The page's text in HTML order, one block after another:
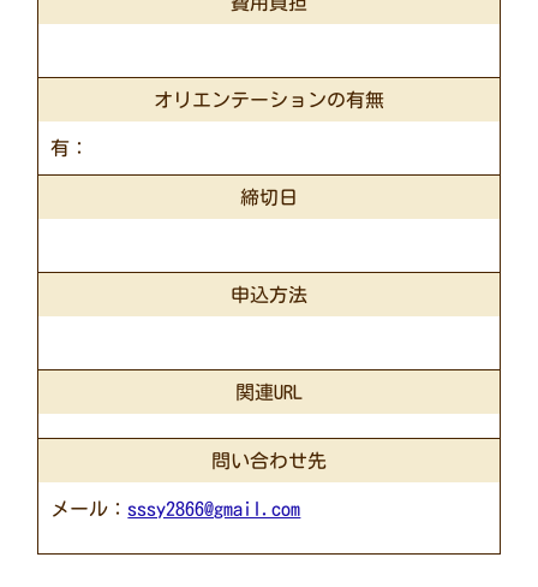
オリエンテーションの有無
有：
締切日
申込方法
関連URL
問い合わせ先
メール： sssy2866@gmail.com